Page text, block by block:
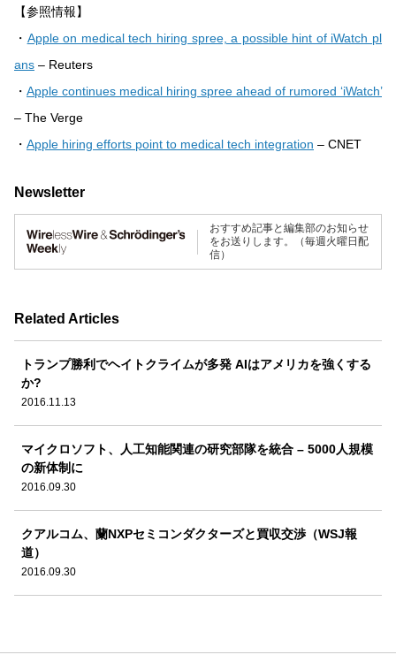
【参照情報】
・ Apple on medical tech hiring spree, a possible hint of iWatch pl
ans – Reuters
・ Apple continues medical hiring spree ahead of rumored ‘iWatch’
– The Verge
・ Apple hiring efforts point to medical tech integration – CNET
Newsletter
おすすめ記事と編集部のお知らせ
をお送りします。（毎週火曜日配
信）
Related Articles
トランプ勝利でヘイトクライムが多発 AIはアメリカを強くする
か?
2016.11.13
マイクロソフト、人工知能関連の研究部隊を統合 – 5000人規模
の新体制に
2016.09.30
クアルコム、蘭NXPセミコンダクターズと買収交渉（WSJ報
道）
2016.09.30